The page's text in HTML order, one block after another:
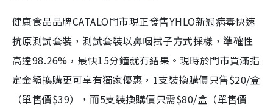
健康食品品牌CATALO門市現正發售YHLO新冠病毒快速
抗原測試套裝，測試套裝以鼻咽拭子方式採樣，準確性
高達98.26%，最快15分鐘就有結果。現時於門市買滿指
定金額換購更可享有獨家優惠，1支裝換購價只售$20/盒
（單售價$39），而5支裝換購價只需$80/盒（單售價